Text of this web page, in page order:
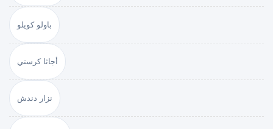
باولو كويلو
أجاثا كرستي
نزار دندش